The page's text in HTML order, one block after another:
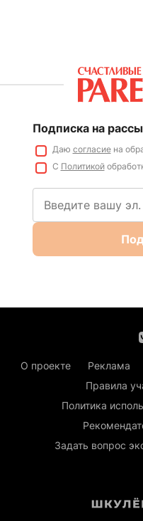
Подписка на
Даю согласиена
С Политикой
О проекте Реклама
Правила
Политика
Задать вопрос